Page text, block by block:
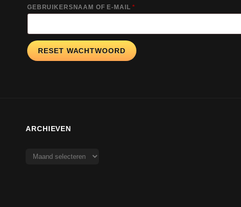
GEBRUIKERSNAAM OF E-MAIL*
RESET WACHTWOORD
ARCHIEVEN
Archieven